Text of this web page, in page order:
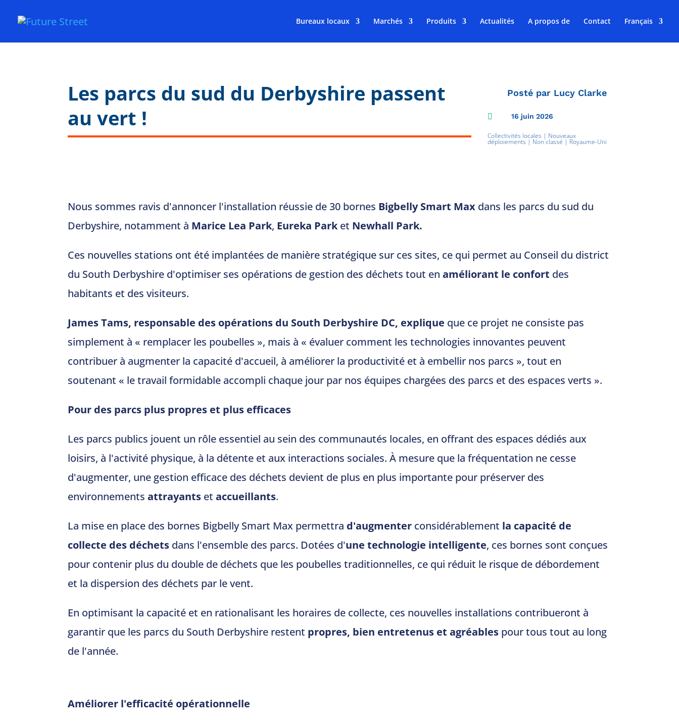
Bureaux locaux Marchés Produits Actualités A propos de Contact Français
Les parcs du sud du Derbyshire passent
au vert !
Posté par Lucy Clarke
 16 juin 2026
Collectivités locales | Nouveaux
déploiements | Non classé | Royaume-Uni
Nous sommes ravis d'annoncer l'installation réussie de 30 bornes Bigbelly Smart Max dans les parcs du sud du
Derbyshire, notamment à Marice Lea Park, Eureka Parket Newhall Park.
Ces nouvelles stations ont été implantées de manière stratégique sur ces sites, ce qui permet au Conseil du district
du South Derbyshire d'optimiser ses opérations de gestion des déchets tout enaméliorant le confort des
habitants et des visiteurs.
James Tams, responsable des opérations du South Derbyshire DC, explique que ce projet ne consiste pas
simplement à « remplacer les poubelles », mais à « évaluer comment les technologies innovantes peuvent
contribuer à augmenter la capacité d'accueil, à améliorer la productivité et à embellir nos parcs », tout en
soutenant « le travail formidable accompli chaque jour par nos équipes chargées des parcs et des espaces verts ».
Pour des parcs plus propres et plus efficaces
Les parcs publics jouent un rôle essentiel au sein des communautés locales, en offrant des espaces dédiés aux
loisirs, à l'activité physique, à la détente et aux interactions sociales. À mesure que la fréquentation ne cesse
d'augmenter, une gestion efficace des déchets devient de plus en plus importante pour préserver des
environnementsattrayants etaccueillants.
La mise en place des bornes Bigbelly Smart Max permettra d'augmenter considérablement la capacité de
collecte des déchets dans l'ensemble des parcs. Dotées d'une technologie intelligente, ces bornes sont conçues
pour contenir plus du double de déchets que les poubelles traditionnelles, ce qui réduit le risque de débordement
et la dispersion des déchets par le vent.
En optimisant la capacité et en rationalisant les horaires de collecte, ces nouvelles installations contribueront à
garantir que les parcs du South Derbyshire restent propres, bien entretenus et agréables pour tous tout au long
de l'année.
Améliorer l'efficacité opérationnelle